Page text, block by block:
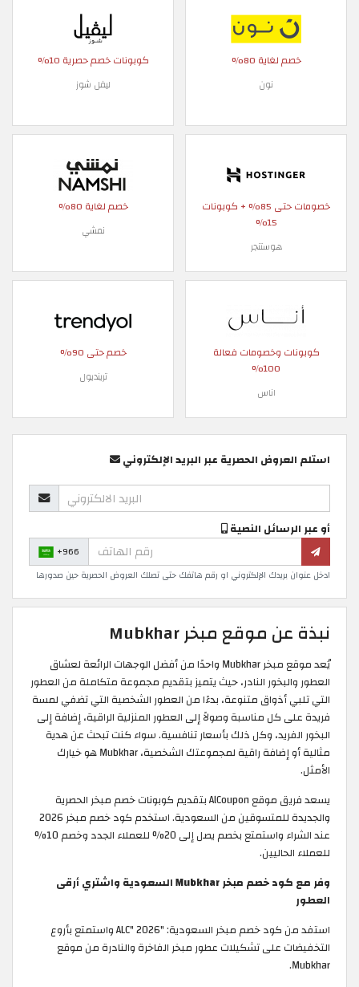
خصم لغاية 80%
نون
كوبونات خصم حصرية 10%
ليفل شوز
خصومات حتى 85% + كوبونات
15%
هوستنجر
خصم لغاية 80%
نمشي
كوبونات وخصومات فعالة
100%
اناس
خصم حتى 90%
ترينديول
استلم العروض الحصرية عبر البريد الإلكتروني
أو عبر الرسائل النصية
+966
ادخل عنوان بريدك الإلكتروني او رقم هاتفك حتى تصلك العروض الحصرية حين صدورها
نبذة عن موقع مبخر Mubkhar
يُعد موقع مبخر Mubkhar واحدًا من أفضل الوجهات الرائعة لعشاق
العطور والبخور النادر، حيث يتميز بتقديم مجموعة متكاملة من العطور
التي تلبي أذواق متنوعة، بدءًا من العطور الشخصية التي تضفي لمسة
فريدة على كل مناسبة وصولاً إلى العطور المنزلية الراقية، إضافة إلى
البخور الفريد، وكل ذلك بأسعار تنافسية. سواء كنت تبحث عن هدية
مثالية أو إضافة راقية لمجموعتك الشخصية، Mubkhar هو خيارك
الأمثل.
يسعد فريق موقع AlCoupon بتقديم كوبونات خصم مبخر الحصرية
والجديدة للمتسوقين من السعودية. استخدم كود خصم مبخر 2026
عند الشراء واستمتع بخصم يصل إلى 20% للعملاء الجدد وخصم 10%
للعملاء الحاليين.
وفر مع كود خصم مبخر Mubkhar السعودية واشتري أرقى
العطور
استفد من كود خصم مبخر السعودية: "ALC" 2026 واستمتع بأروع
التخفيضات على تشكيلات عطور مبخر الفاخرة والنادرة من موقع
Mubkhar.